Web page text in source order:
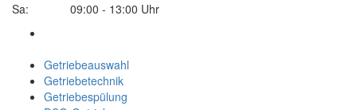
Sa: 09:00 - 13:00 Uhr
Getriebeauswahl
Getriebetechnik
Getriebespülung